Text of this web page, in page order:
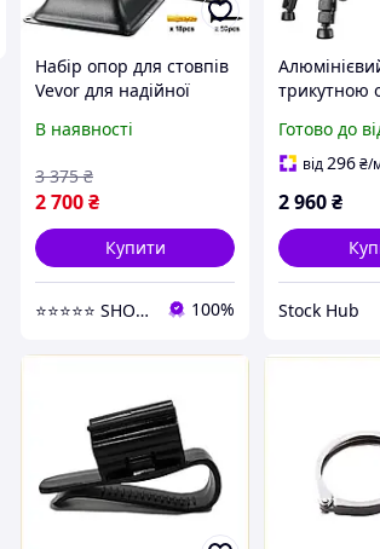
Набір опор для стовпів
Vevor для надійної
вуглецевої сталі
В наявності
2 700₴
3 375 ₴
Купити
⭐️⭐️⭐️⭐️⭐️ SHOPPEEE 100%
трикутною
Штатив для
фіксації під
Готово до
від296₴/
2 960₴
Stock Hub